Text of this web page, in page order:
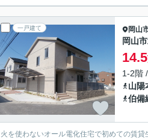
一戸建て 岡山
岡山
14.5
1-2階
山陽
伯備
火を使わないオール電化住宅で初めての賃